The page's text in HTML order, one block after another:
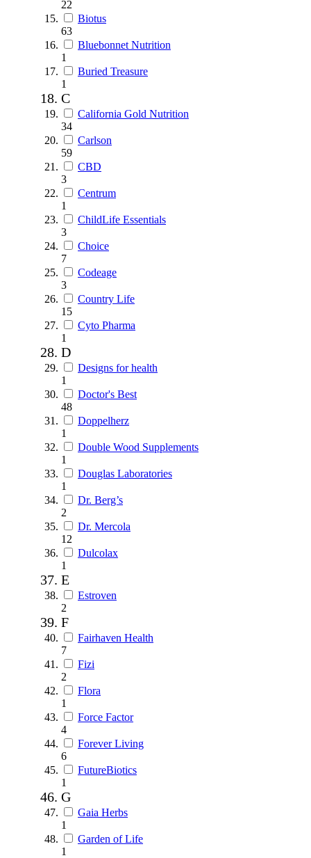
22
Biotus
63
Bluebonnet Nutrition
1
Buried Treasure
1
C
California Gold Nutrition
34
Carlson
59
CBD
3
Centrum
1
ChildLife Essentials
3
Choice
7
Codeage
3
Country Life
15
Cyto Pharma
1
D
Designs for health
1
Doctor's Best
48
Doppelherz
1
Double Wood Supplements
1
Douglas Laboratories
1
Dr. Berg’s
2
Dr. Mercola
12
Dulcolax
1
E
Estroven
2
F
Fairhaven Health
7
Fizi
2
Flora
1
Force Factor
4
Forever Living
6
FutureBiotics
1
G
Gaia Herbs
1
Garden of Life
1